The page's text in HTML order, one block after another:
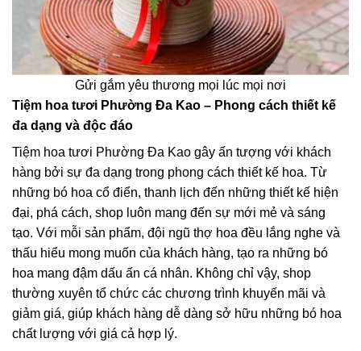
Gửi gắm yêu thương mọi lúc mọi nơi
Tiệm hoa tươi Phường Đa Kao – Phong cách thiết kế
đa dạng và độc đáo
Tiệm hoa tươi Phường Đa Kao gây ấn tượng với khách
hàng bởi sự đa dạng trong phong cách thiết kế hoa. Từ
những bó hoa cổ điển, thanh lịch đến những thiết kế hiện
đại, phá cách, shop luôn mang đến sự mới mẻ và sáng
tạo. Với mỗi sản phẩm, đội ngũ thợ hoa đều lắng nghe và
thấu hiểu mong muốn của khách hàng, tạo ra những bó
hoa mang đậm dấu ấn cá nhân. Không chỉ vậy, shop
thường xuyên tổ chức các chương trình khuyến mãi và
giảm giá, giúp khách hàng dễ dàng sở hữu những bó hoa
chất lượng với giá cả hợp lý.